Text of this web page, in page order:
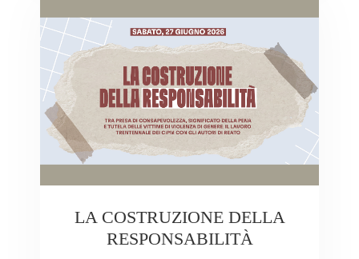
LA COSTRUZIONE DELLA
RESPONSABILITÀ